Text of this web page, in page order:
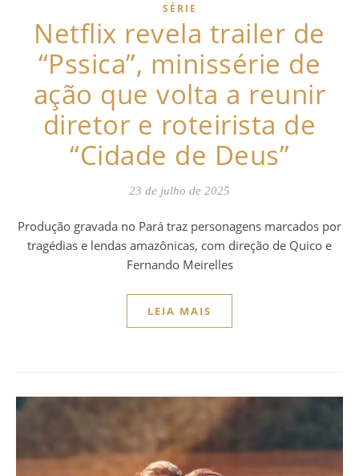
SÉRIE
Netflix revela trailer de
“Pssica”, minissérie de
ação que volta a reunir
diretor e roteirista de
“Cidade de Deus”
23 de julho de 2025
Produção gravada no Pará traz personagens marcados por
tragédias e lendas amazônicas, com direção de Quico e
Fernando Meirelles
LEIA MAIS